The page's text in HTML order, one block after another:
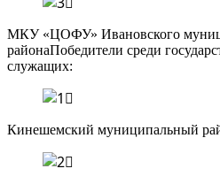
МКУ «ЦОФУ» Ивановского
районаПобедители среди
служащих:
Кинешемский муниципальный